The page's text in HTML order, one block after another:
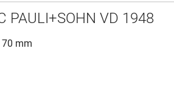
PAULI+SOHN VD 1948
mm